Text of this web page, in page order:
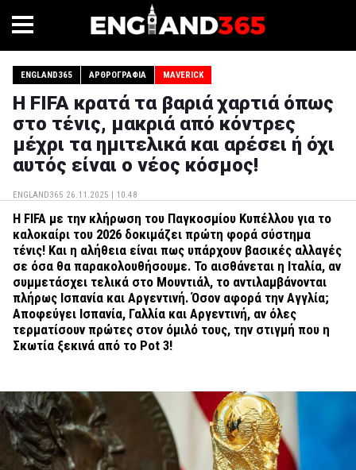
ENGLAND365 ΑΡΘΡΟΓΡΑΦΊΑ MAVERICK
Η FIFA κρατά τα βαριά χαρτιά όπως
στο τένις, μακριά από κόντρες
μέχρι τα ημιτελικά και αρέσει ή όχι
αυτός είναι ο νέος κόσμος!
ENGLAND365 26.11.2025 | 10.48
Η FIFA με την κλήρωση του Παγκοσμίου Κυπέλλου για το
καλοκαίρι του 2026 δοκιμάζει πρώτη φορά σύστημα
τένις! Και η αλήθεια είναι πως υπάρχουν βασικές αλλαγές
σε όσα θα παρακολουθήσουμε. Το αισθάνεται η Ιταλία, αν
συμμετάσχει τελικά στο Μουντιάλ, το αντιλαμβάνονται
πλήρως Ισπανία και Αργεντινή. Όσον αφορά την Αγγλία;
Αποφεύγει Ισπανία, Γαλλία και Αργεντινή, αν όλες
τερματίσουν πρώτες στον όμιλό τους, την στιγμή που η
Σκωτία ξεκινά από το Pot 3!